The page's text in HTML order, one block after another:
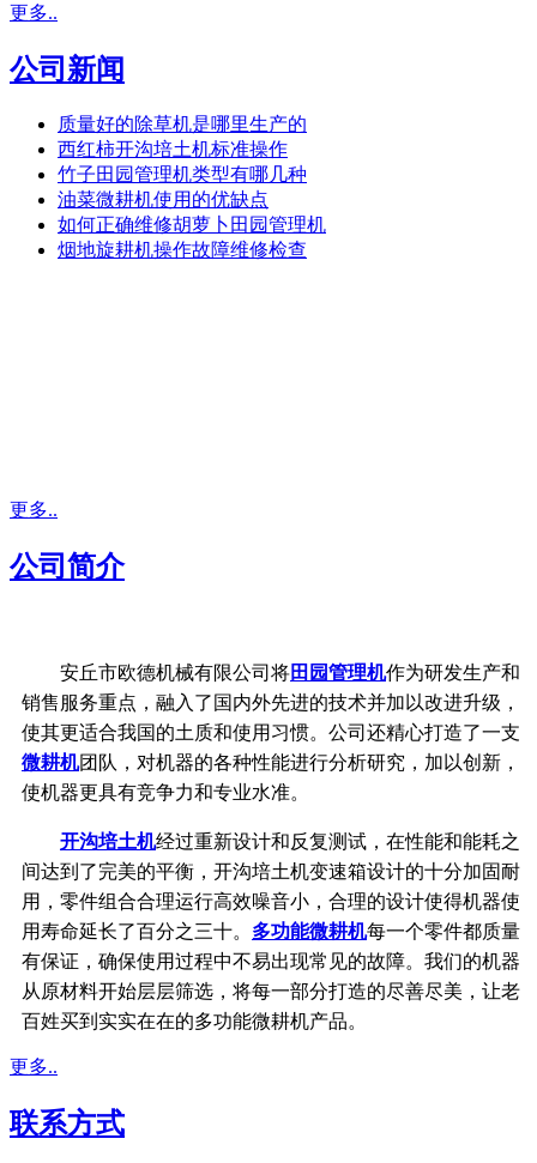
更多..
公司新闻
质量好的除草机是哪里生产的
西红柿开沟培土机标准操作
竹子田园管理机类型有哪几种
油菜微耕机使用的优缺点
如何正确维修胡萝卜田园管理机
烟地旋耕机操作故障维修检查
更多..
公司简介
安丘市欧德机械有限公司将田园管理机作为研发生产和
销售服务重点，融入了国内外先进的技术并加以改进升级，
使其更适合我国的土质和使用习惯。公司还精心打造了一支
微耕机团队，对机器的各种性能进行分析研究，加以创新，
使机器更具有竞争力和专业水准。
开沟培土机经过重新设计和反复测试，在性能和能耗之
间达到了完美的平衡，开沟培土机变速箱设计的十分加固耐
用，零件组合合理运行高效噪音小，合理的设计使得机器使
用寿命延长了百分之三十。 多功能微耕机每一个零件都质量
有保证，确保使用过程中不易出现常见的故障。我们的机器
从原材料开始层层筛选，将每一部分打造的尽善尽美，让老
百姓买到实实在在的多功能微耕机产品。
更多..
联系方式